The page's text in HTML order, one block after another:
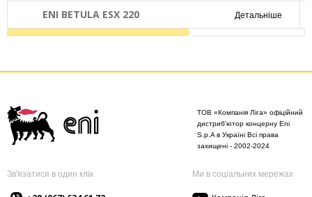
ENI BETULA ESX 220 Детальніше
ТОВ «Компанія Ліга» офіційний
дистриб'ютор концерну Eni
S.p.A в Україні Всі права
захищені - 2002-2024
Зв'язатися в один клік Ми в соціальних мережах